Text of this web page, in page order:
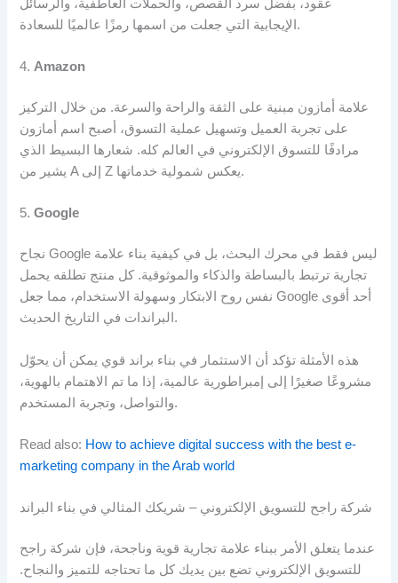
عقود، بفضل سرد القصص، والحملات العاطفية، والرسائل
الإيجابية التي جعلت من اسمها رمزًا عالميًا للسعادة.
4.Amazon
علامة أمازون مبنية على الثقة والراحة والسرعة. من خلال التركيز
على تجربة العميل وتسهيل عملية التسوق، أصبح اسم أمازون
مرادفًا للتسوق الإلكتروني في العالم كله. شعارها البسيط الذي
يشير من A إلى Z يعكس شمولية خدماتها.
5.Google
نجاح Google ليس فقط في محرك البحث، بل في كيفية بناء علامة
تجارية ترتبط بالبساطة والذكاء والموثوقية. كل منتج تطلقه يحمل
نفس روح الابتكار وسهولة الاستخدام، مما جعل Google أحد أقوى
البراندات في التاريخ الحديث.
هذه الأمثلة تؤكد أن الاستثمار في بناء براند قوي يمكن أن يحوّل
مشروعًا صغيرًا إلى إمبراطورية عالمية، إذا ما تم الاهتمام بالهوية،
والتواصل، وتجربة المستخدم.
Read also: How to achieve digital success with the best e-
marketing company in the Arab world
شركة راجح للتسويق الإلكتروني – شريكك المثالي في بناء البراند
عندما يتعلق الأمر ببناء علامة تجارية قوية وناجحة، فإن شركة راجح
للتسويق الإلكتروني تضع بين يديك كل ما تحتاجه للتميز والنجاح.